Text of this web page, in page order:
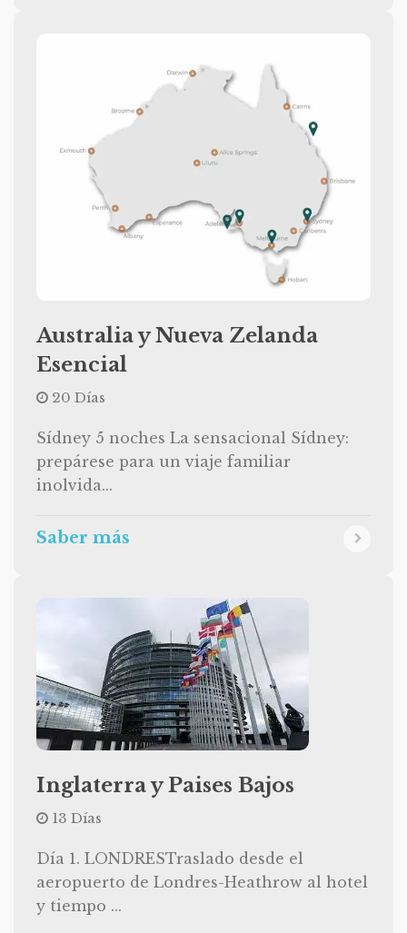
Australia y Nueva Zelanda
Esencial
20 Días
Sídney 5 noches La sensacional Sídney:
prepárese para un viaje familiar
inolvida...
Saber más
Inglaterra y Paises Bajos
13 Días
Día 1. LONDRESTraslado desde el
aeropuerto de Londres-Heathrow al hotel
y tiempo ...